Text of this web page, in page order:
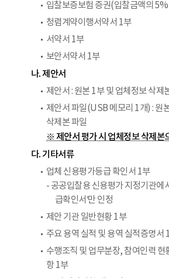
입찰보증보험 증권(입찰금액의
청렴계약이행서약서 1부
서약서 1부
보안서약서 1부
나. 제안서
제안서 : 원본 1부 및 업체정보 삭제
제안서 파일(USB 메모리 1개) : 원
삭제본 파일
※ 제안서 평가 시 업체정보 삭제본
다. 기타서류
업체 신용평가등급 확인서 1부
- 공공입찰용 신용평가 지정기관에
급확인서’만 인정
제안 기관 일반현황 1부
주요 용역 실적 및 용역 실적증명서
수행조직 및 업무분장, 참여인력 현
항 1부